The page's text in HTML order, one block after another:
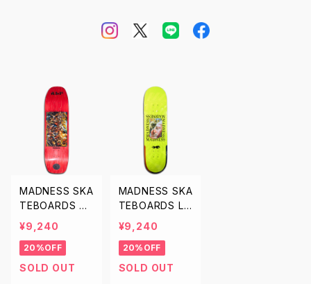
MADNESS SKA
TEBOARDS AL
PHONZO REV
OLT R7 8.375
マッドネス スケ
ートボード デッ
¥9,240
20%OFF
SOLD OUT
MADNESS SKA
TEBOARDS LA
BOTOMY R7
マッドネス スケ
ートボード デッ
キ スケボー 8.5
¥9,240
20%OFF
SOLD OUT